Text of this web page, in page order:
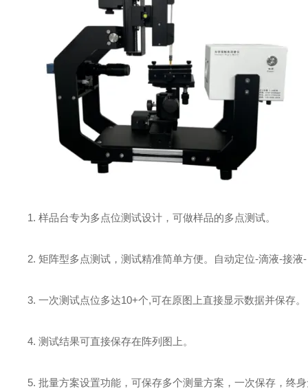
1. 样品台专为多点位测试设计，可做样品的多点测试。
2. 矩阵型多点测试，测试精准简单方便。自动定位-滴液-接液
3. 一次测试点位多达10+个,可在原图上直接显示数据并保存。
4. 测试结果可直接保存在阵列图上。
5. 批量方案设置功能，可保存多个测量方案，一次保存，终